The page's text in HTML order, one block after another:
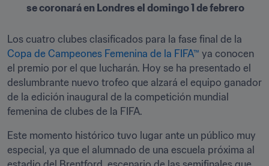
se coronará en Londres el domingo 1 de febrero
Copa de Campeones Femenina de la FIFA™ ya conocen
el premio por el que lucharán. Hoy se ha presentado el
deslumbrante nuevo trofeo que alzará el equipo ganador
de la edición inaugural de la competición mundial
femenina de clubes de la FIFA.
Este momento histórico tuvo lugar ante un público muy
especial, ya que el alumnado de una escuela próxima al